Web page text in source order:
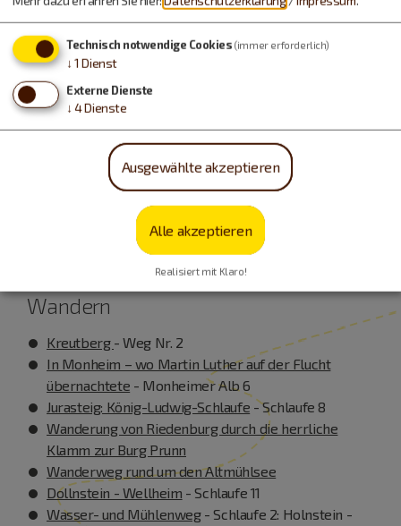
Sammlungen
Wandern im Frühling
Wandern
Kreutberg - Weg Nr. 2
In Monheim – wo Martin Luther auf der Flucht
übernachtete - Monheimer Alb 6
Jurasteig: König-Ludwig-Schlaufe - Schlaufe 8
Wanderung von Riedenburg durch die herrliche
Klamm zur Burg Prunn
Wanderweg rund um den Altmühlsee
Dollnstein - Wellheim - Schlaufe 11
Wasser- und Mühlenweg- Schlaufe 2: Holnstein -
Technisch notwendige Cookies (immer erforderlich)
↓ 1 Dienst
Externe Dienste
↓ 4Dienste
Ausgewählte akzeptieren
Alle akzeptieren
Realisiert mit Klaro!